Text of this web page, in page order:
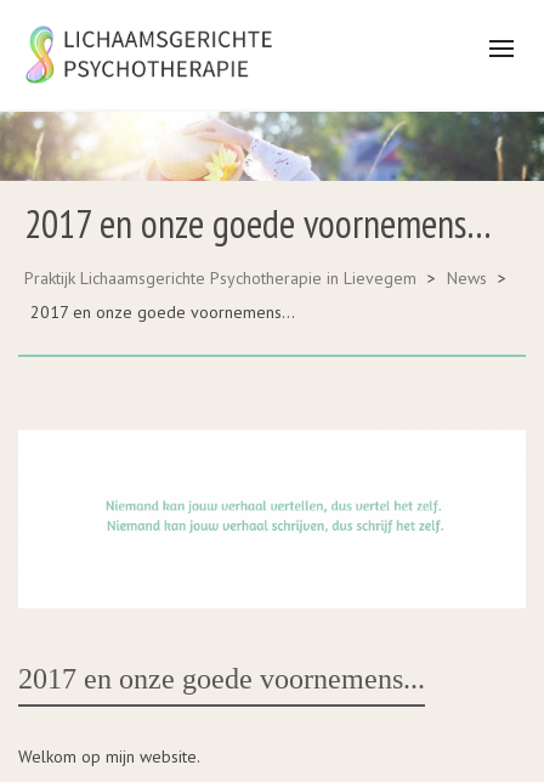
2017 en onze goede voornemens…
Praktijk Lichaamsgerichte Psychotherapie in Lievegem > News >
2017 en onze goede voornemens…
2017 en onze goede voornemens...
Welkom op mijn website.